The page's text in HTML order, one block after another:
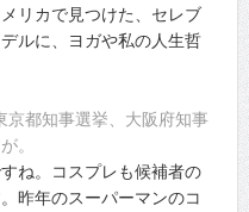
リカで見つけた、セレブ
ルに、ヨガや私の人生哲
都知事選挙、大阪府知事
。
ね。コスプレも候補者の
昨年のスーパーマンのコ